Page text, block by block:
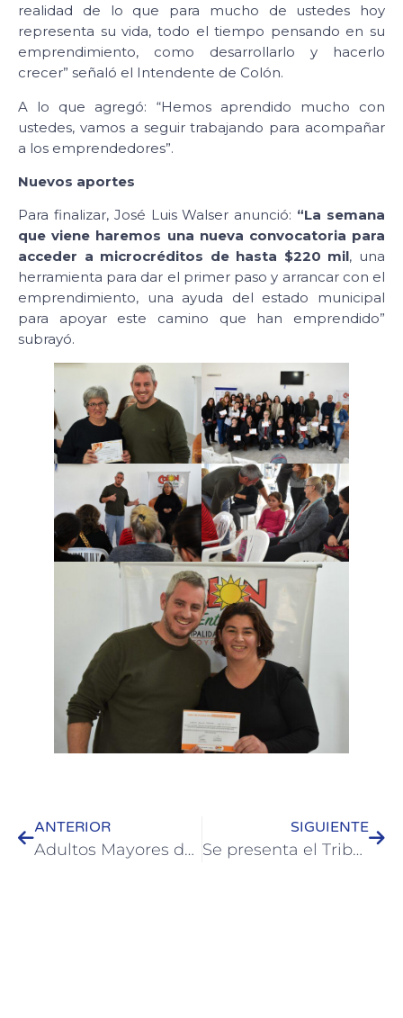
realidad de lo que para mucho de ustedes hoy
representa su vida, todo el tiempo pensando en su
emprendimiento, como desarrollarlo y hacerlo
crecer” señaló el Intendente de Colón.
A lo que agregó: “Hemos aprendido mucho con
ustedes, vamos a seguir trabajando para acompañar
a los emprendedores”.
Nuevos aportes
Para finalizar, José Luis Walser anunció: “La semana
que viene haremos una nueva convocatoria para
acceder a microcréditos de hasta $220 mil, una
herramienta para dar el primer paso y arrancar con el
emprendimiento, una ayuda del estado municipal
para apoyar este camino que han emprendido”
subrayó.
ANTERIOR
Adultos Mayores de Colón participan de la instancia provincial de “Abuelos en Acción”
SIGUIENTE
Se presenta el Tributo a Cacho Castaña en Colón